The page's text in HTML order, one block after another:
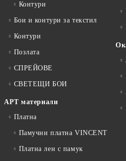
Контури
Бои и контури за текстил
Контури
Позлата
СПРЕЙОВЕ
СВЕТЕЩИ БОИ
АРТ материали
Платна
Памучни платна VINCENT
Платна лен с памук